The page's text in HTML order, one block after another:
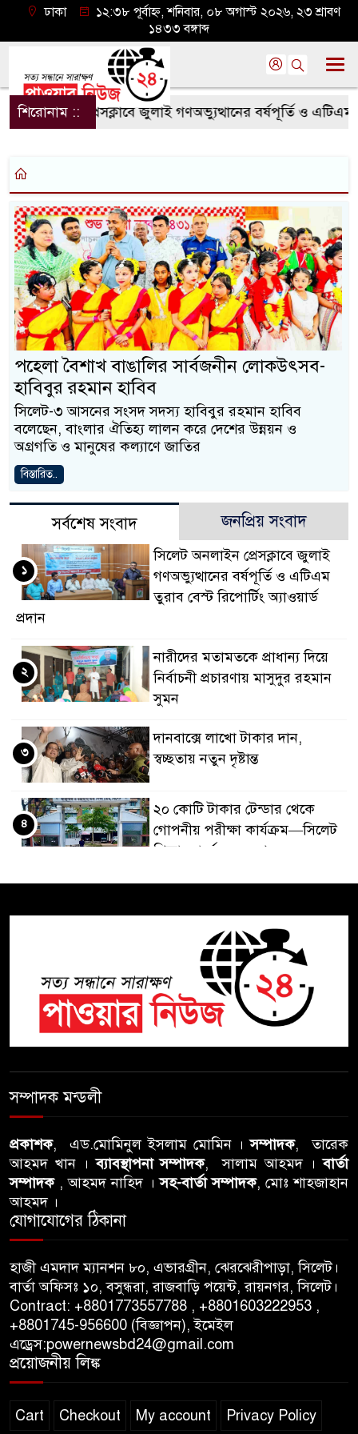
ঢাকা
১২:৩৮ পূর্বাহ্ন, শনিবার, ০৮ অগাস্ট ২০২৬, ২৩ শ্রাবণ
১৪৩৩ বঙ্গাব্দ
শিরোনাম ::
অনলাইন প্রেসক্লাবে জুলাই গণঅভ্যুত্থানের বর্ষপূর্তি ও এটিএম
পহেলা বৈশাখ বাঙালির সার্বজনীন লোকউৎসব-
হাবিবুর রহমান হাবিব
সিলেট-৩ আসনের সংসদ সদস্য হাবিবুর রহমান হাবিব
বলেছেন, বাংলার ঐতিহ্য লালন করে দেশের উন্নয়ন ও
অগ্রগতি ও মানুষের কল্যাণে জাতির
বিস্তারিত..
সর্বশেষ সংবাদ জনপ্রিয় সংবাদ
সিলেট অনলাইন প্রেসক্লাবে জুলাই
গণঅভ্যুত্থানের বর্ষপূর্তি ও এটিএম
তুরাব বেস্ট রিপোর্টিং অ্যাওয়ার্ড
প্রদান
১
নারীদের মতামতকে প্রাধান্য দিয়ে
নির্বাচনী প্রচারণায় মাসুদুর রহমান
সুমন
২
দানবাক্সে লাখো টাকার দান,
স্বচ্ছতায় নতুন দৃষ্টান্ত
৩
২০ কোটি টাকার টেন্ডার থেকে
গোপনীয় পরীক্ষা কার্যক্রম—সিলেট
শিক্ষা বোর্ডে একের পর এক
৪
ছেলের ঝুলন্ত মরদেহ উদ্ধার
শতাব্দী রায়ের বাড়িতে বিদ্রোহীদের
বৈঠক, পশ্চিমবঙ্গে তৃনমূলে ভাঙনের
ইঙ্গিত !
৭
আবু তালহা চৌধুরী দ্বিতীয় বারের
মত টাওয়ার হ‍্যামলেটস কাউন্সিলের
কাউন্সিলার নির্বাচিত
৮
প্রেসক্লাবে বিশ্ব মুক্ত গণমাধ্যম
দিবসে সমালোচনা
৯
সিলেটে ব্যাডমিন্টন তারকাদের
সংবর্ধনা, সাফল্যের আড়ালে উঠে
১০
সম্পাদক মন্ডলী
প্রকাশক, এড.মোমিনুল ইসলাম মোমিন ।সম্পাদক, তারেক
আহমদ খান ।ব্যাবস্থাপনা সম্পাদক, সালাম আহমদ ।বার্তা
সম্পাদক, আহমদ নাহিদ ।সহ-বার্তা সম্পাদক, মোঃ শাহজাহান
আহমদ ।
যোগাযোগের ঠিকানা
হাজী এমদাদ ম্যানশন ৮০, এভারগ্রীন, ঝেরঝেরীপাড়া, সিলেট।
বার্তা অফিসঃ ১০, বসুন্ধরা, রাজবাড়ি পয়েন্ট, রায়নগর, সিলেট।
Contract: +8801773557788 , +8801603222953 ,
+8801745-956600 (বিজ্ঞাপন), ইমেইল
এড্রেস:powernewsbd24@gmail.com
প্রয়োজনীয় লিঙ্ক
Cart Checkout My account Privacy Policy